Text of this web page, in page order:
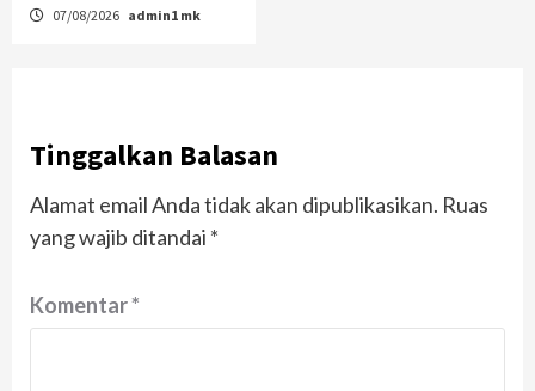
07/08/2026 admin1 mk
Tinggalkan Balasan
Alamat email Anda tidak akan dipublikasikan. Ruas
yang wajib ditandai *
Komentar*